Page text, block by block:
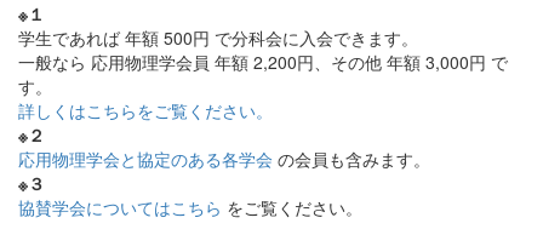
※１
学生であれば 年額 500円 で分科会に入会できます。
一般なら 応用物理学会員 年額 2,200円、その他 年額 3,000円 で
す。
詳しくはこちらをご覧ください。
※２
応用物理学会と協定のある各学会 の会員も含みます。
※３
協賛学会についてはこちら をご覧ください。